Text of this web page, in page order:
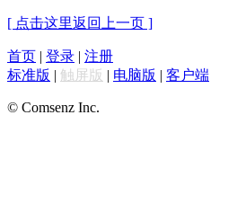
[ 点击这里返回上一页 ]
首页 | 登录 | 注册
标准版 | 触屏版 | 电脑版 | 客户端
© Comsenz Inc.